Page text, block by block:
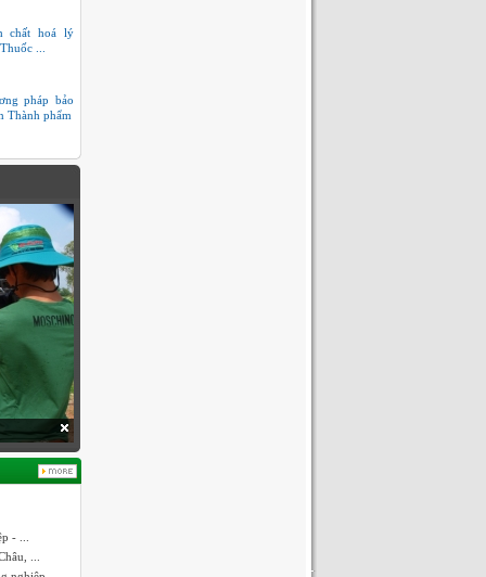
chất hoá lý
...
pháp bảo
Thành phẩm
- ...
...